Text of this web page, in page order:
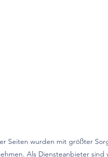
Seiten wurden mit größter
Als Diensteanbieter